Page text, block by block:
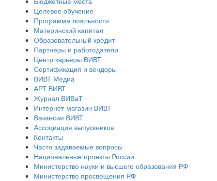
Целевое обучение
Программа лояльности
Материнский капитал
Образовательный кредит
Партнеры и работодатели
Центр карьеры ВИВТ
Сертификация и вендоры
ВИВТ Медиа
АРТ ВИВТ
Журнал ВИВаТ
Интернет-магазин ВИВТ
Вакансии ВИВТ
Ассоциация выпускников
Контакты
Часто задаваемые вопросы
Национальные проекты России
Министерство науки и высшего образования РФ
Министерство просвещения РФ